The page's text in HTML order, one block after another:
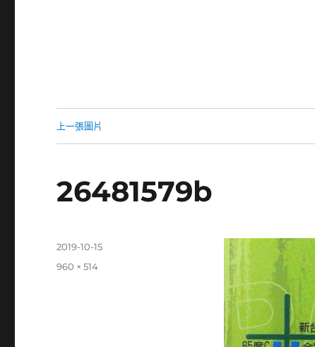
上一張圖片
26481579b
發
2019-10-15
完
960 × 514